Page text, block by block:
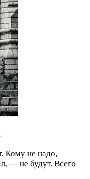
Кому не надо,
— не будут. Всего